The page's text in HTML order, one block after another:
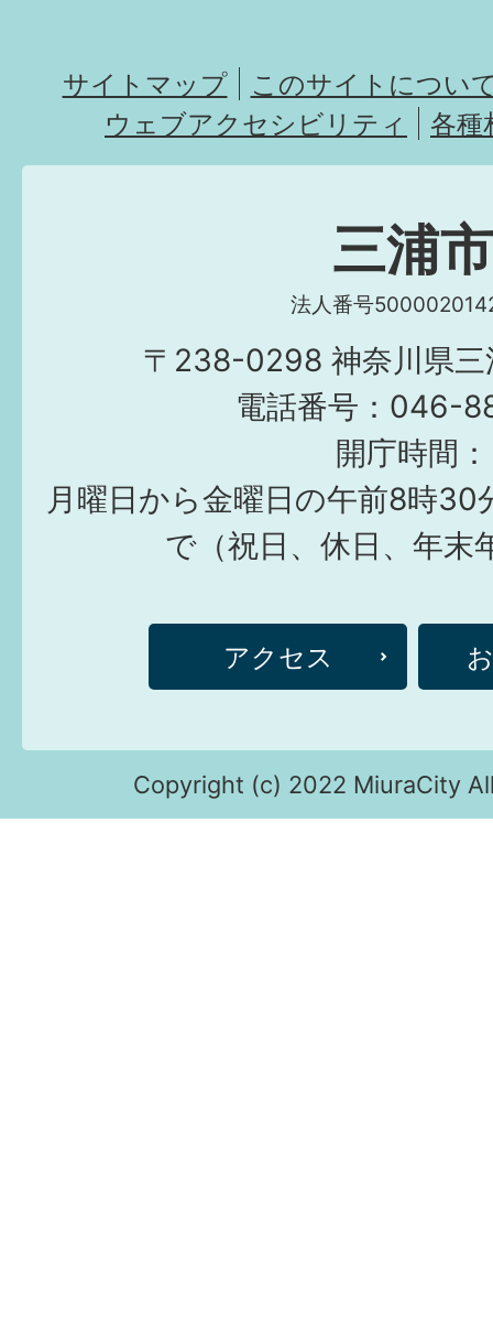
サイトマップ
このサイトについ
ウェブアクセシビリティ
各種
三浦市
法人番号
〒238-0298 神奈川県三
電話番号：046-
開庁時間：
月曜日から金曜日の午前8時30
で（祝日、休日、年末
アクセス
Copyright (c) 2022 MiuraCity